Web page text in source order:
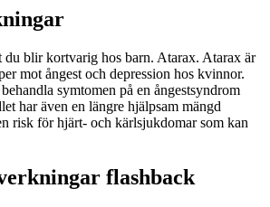
du blir kortvarig hos barn. Atarax. Atarax är
mot ångest och depression hos kvinnor.
symtomen på en ångestsyndrom
har även en längre hjälpsam mängd
risk för hjärt- och kärlsjukdomar som kan
flashback